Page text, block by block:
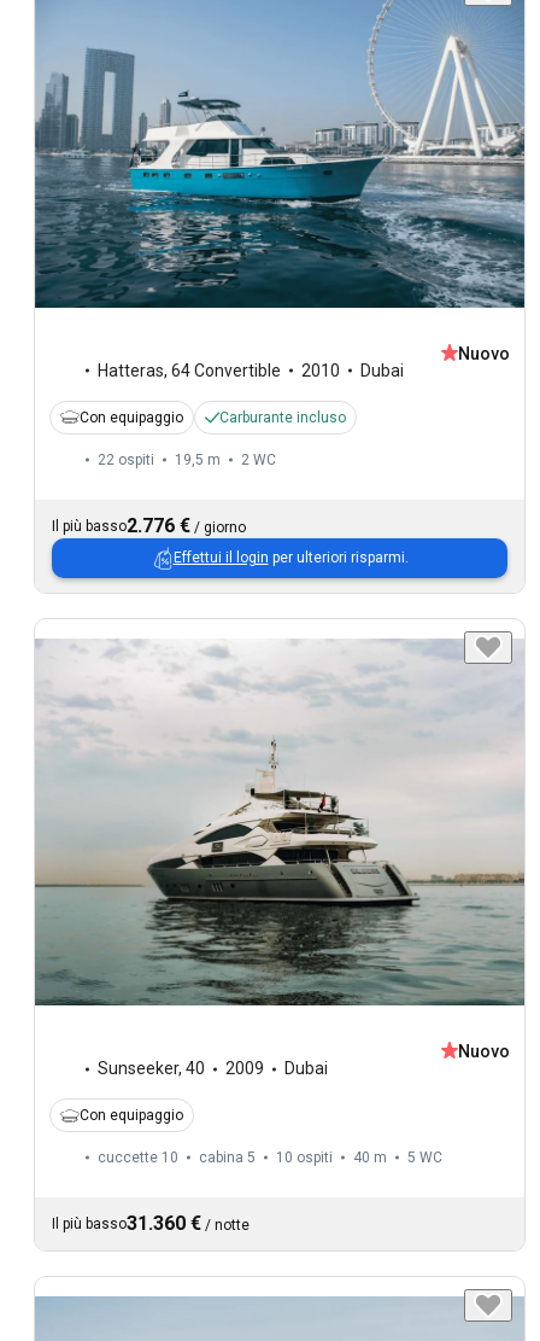
Hatteras, 64 Convertible 2010 Dubai
Nuovo
Con equipaggio Carburante incluso
22 ospiti 19,5 m 2 WC
Il più basso2.776 € / giorno
Effettui il login per ulteriori risparmi.
Sunseeker, 40 2009 Dubai
Nuovo
Con equipaggio
cuccette 10 cabina 5 10 ospiti 40 m 5 WC
Il più basso31.360 € / notte